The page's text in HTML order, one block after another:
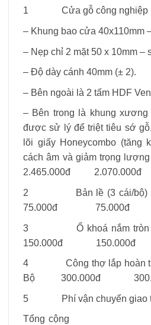
1 Cửa gỗ công nghiệp
– Khung bao cửa 40x110mm
– Nẹp chỉ 2 mặt 50 x 10mm –
– Độ dày cánh 40mm (± 2).
– Bên ngoài là 2 tấm HDF
– Bên trong là khung
được sử lý để triệt tiêu sớ
lõi giấy Honeycombo (tăng
cách âm và giảm trọng
2.465.000đ 2.070.000đ
2 Bản lề (3
75.000đ 75.000đ
3 Ổ khoá
150.000đ 150.000đ
4 Công thợ lắp hoàn
Bộ 300.000đ
5 Phí vận chuyển giao
Tổng cộng